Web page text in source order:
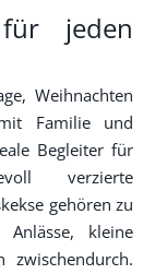
jeden
Weihnachten
Familie und
Begleiter für
verzierte
gehören zu
kleine
zwischendurch.